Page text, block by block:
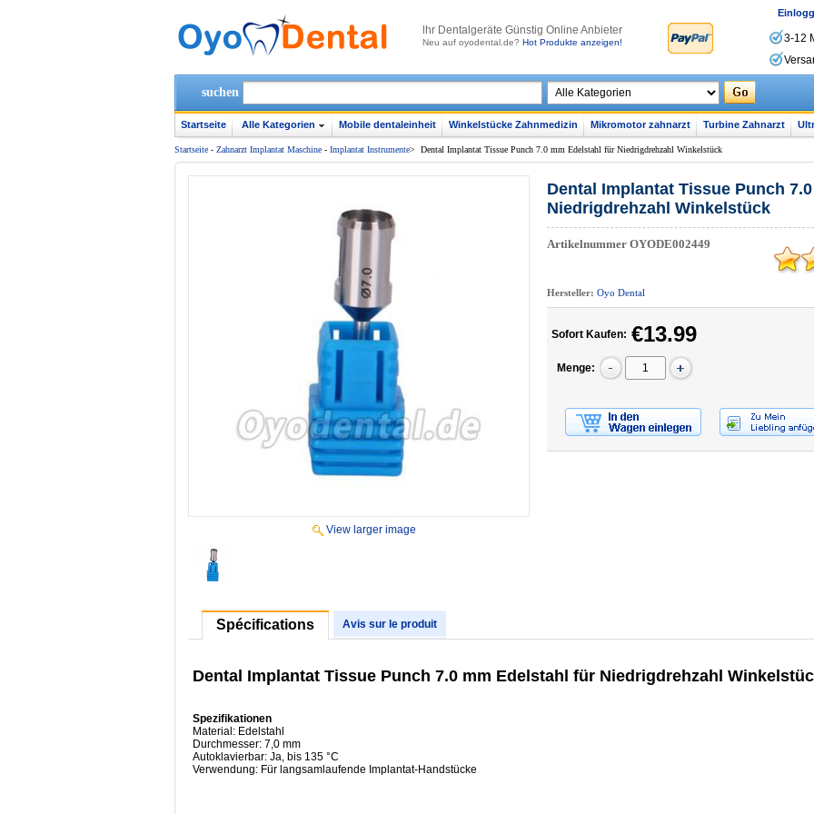
lhr Dentalgeräte Günstig Online Anbieter
Neu auf oyodental.de? Hot Produkte anzeigen!
3-12
suchen
Startseite Alle Kategorien Mobile dentaleinheit Winkelstücke Zahnmedizin Mikromotor zahnarzt Turbine Zahnarzt
Startseite - Zahnarzt Implantat Maschine - Implantat Instrumente> Dental Implantat Tissue Punch 7.0 mm Edelstahl für Niedrigdrehzahl Winkelstück
View larger image
Dental Implantat Tissue Punch
Niedrigdrehzahl Winkelstück
Artikelnummer OYODE002449
Hersteller: Oyo Dental
Sofort Kaufen: €13.99
Menge:
Spécifications Avis sur le produit
Dental Implantat Tissue Punch 7.0 mm Edelstahl für Niedrigdrehzahl
Spezifikationen
Material: Edelstahl
Durchmesser: 7,0 mm
Autoklavierbar: Ja, bis 135 °C
Verwendung: Für langsamlaufende Implantat-Handstücke